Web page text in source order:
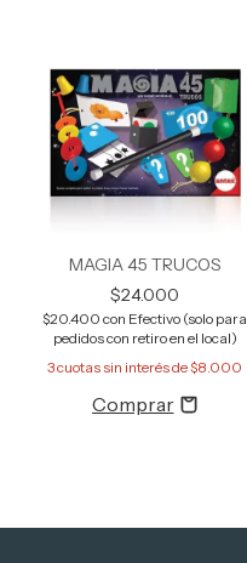
MAGIA 45 TRUCOS
$24.000
$20.400 con Efectivo (solo para
pedidos con retiro en el local)
3cuotas sin interés de$8.000